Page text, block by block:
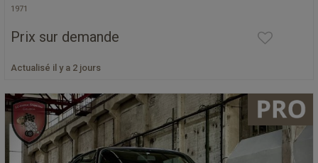
1971
Prix sur demande
Actualisé il y a 2 jours